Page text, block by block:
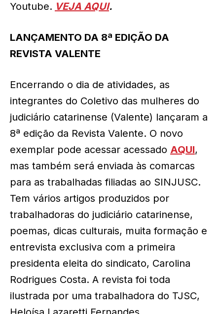
Youtube. VEJA AQUI.
LANÇAMENTO DA 8ª EDIÇÃO DA
REVISTA VALENTE
Encerrando o dia de atividades, as
integrantes do Coletivo das mulheres do
judiciário catarinense (Valente) lançaram a
8ª edição da Revista Valente. O novo
exemplar pode acessar acessado AQUI,
mas também será enviada às comarcas
para as trabalhadas filiadas ao SINJUSC.
Tem vários artigos produzidos por
trabalhadoras do judiciário catarinense,
poemas, dicas culturais, muita formação e
entrevista exclusiva com a primeira
presidenta eleita do sindicato, Carolina
Rodrigues Costa. A revista foi toda
ilustrada por uma trabalhadora do TJSC,